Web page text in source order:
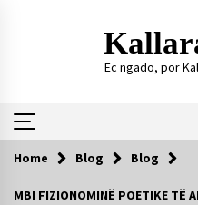
Ec ngado, por
Te rejat
Home Blog Blog
MBI FIZIONOMINË POETIKE TË